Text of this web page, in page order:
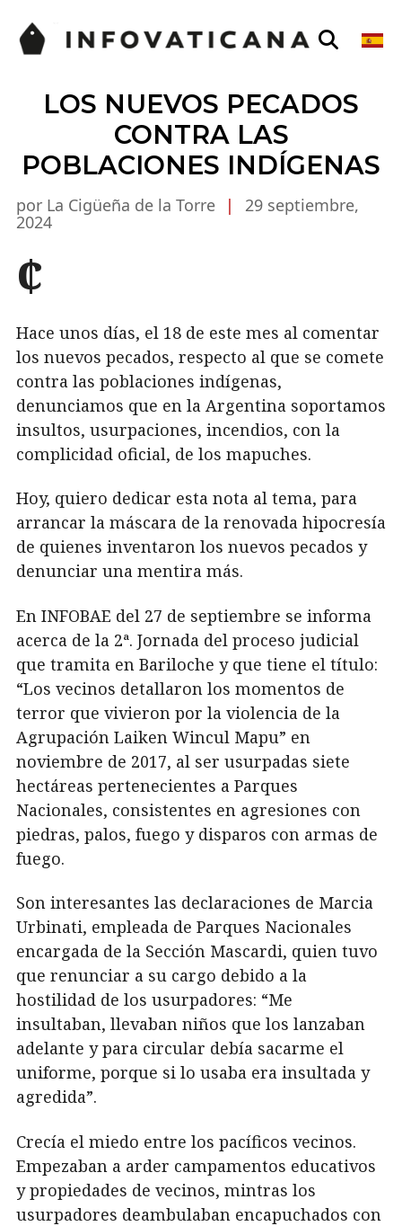
LOS NUEVOS PECADOS
CONTRA LAS
POBLACIONES INDÍGENAS
por La Cigüeña de la Torre | 29 septiembre,
2024
¢
Hace unos días, el 18 de este mes al comentar
los nuevos pecados, respecto al que se comete
contra las poblaciones indígenas,
denunciamos que en la Argentina soportamos
insultos, usurpaciones, incendios, con la
complicidad oficial, de los mapuches.
Hoy, quiero dedicar esta nota al tema, para
arrancar la máscara de la renovada hipocresía
de quienes inventaron los nuevos pecados y
denunciar una mentira más.
En INFOBAE del 27 de septiembre se informa
acerca de la 2ª. Jornada del proceso judicial
que tramita en Bariloche y que tiene el título:
“Los vecinos detallaron los momentos de
terror que vivieron por la violencia de la
Agrupación Laiken Wincul Mapu” en
noviembre de 2017, al ser usurpadas siete
hectáreas pertenecientes a Parques
Nacionales, consistentes en agresiones con
piedras, palos, fuego y disparos con armas de
fuego.
Son interesantes las declaraciones de Marcia
Urbinati, empleada de Parques Nacionales
encargada de la Sección Mascardi, quien tuvo
que renunciar a su cargo debido a la
hostilidad de los usurpadores: “Me
insultaban, llevaban niños que los lanzaban
adelante y para circular debía sacarme el
uniforme, porque si lo usaba era insultada y
agredida”.
Crecía el miedo entre los pacíficos vecinos.
Empezaban a arder campamentos educativos
y propiedades de vecinos, mintras los
usurpadores deambulaban encapuchados con